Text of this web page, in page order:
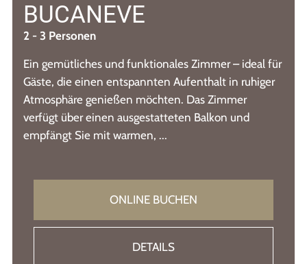
BUCANEVE
2 - 3 Personen
Ein gemütliches und funktionales Zimmer – ideal für
Gäste, die einen entspannten Aufenthalt in ruhiger
Atmosphäre genießen möchten. Das Zimmer
verfügt über einen ausgestatteten Balkon und
empfängt Sie mit warmen, ...
ONLINE BUCHEN
DETAILS